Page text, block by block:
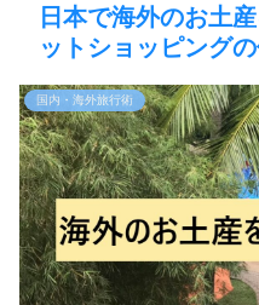
日本で海外のお土
ットショッピング
国内・海外旅行術